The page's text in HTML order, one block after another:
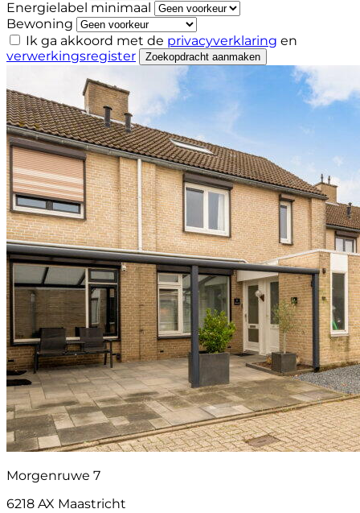
Energielabel minimaal
Bewoning
Ik ga akkoord met de privacyverklaring en
verwerkingsregister
Zoekopdracht aanmaken
Morgenruwe 7
6218 AX Maastricht